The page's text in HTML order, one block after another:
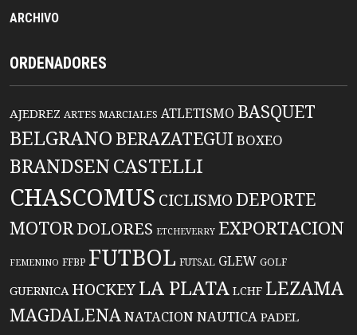
ARCHIVO
ORDENADORES
AJEDREZ ARTES MARCIALES ATLETISMO BASQUET
BELGRANO BERAZATEGUIBOXEO
BRANDSENCASTELLI
CHASCOMUS CICLISMO DEPORTE
MOTORDOLORES ETCHEVERRY EXPORTACION
FEMENINO FFBP FUTBOL FUTSAL GLEW GOLF
GUERNICA HOCKEYLA PLATA LCHF LEZAMA
MAGDALENANATACIONNAUTICA PADEL